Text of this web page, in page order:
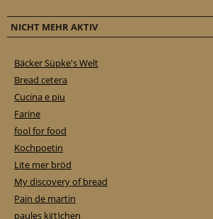
NICHT MEHR AKTIV
Bäcker Süpke's Welt
Bread cetera
Cucina e piu
Farine
fool for food
Kochpoetin
Lite mer bröd
My discovery of bread
Pain de martin
paules ki(t)chen